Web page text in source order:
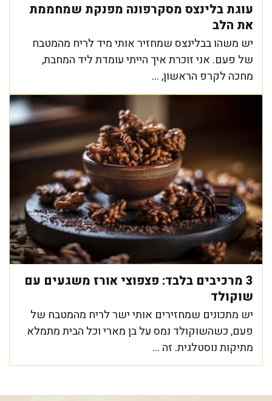
עוגת בלינצס מסקרפונה מפנקת שמחממת
את הלב
יש משהו בבלינצס שמחזיר אותי מיד לריח מהמטבח
של פעם. אני זוכרת איך הייתי עומדת ליד המחבת,
מחכה לקרפ הראשון, ...
3 מרכיבים בלבד: פצפוצי אורז משגעים עם
שוקולד
יש מתכונים שמחזירים אותי ישר לריח מהמטבח של
פעם, כשהשוקולד נמס על בן מארי וכל הבית מתמלא
מתיקות נוסטלגית. זה ...